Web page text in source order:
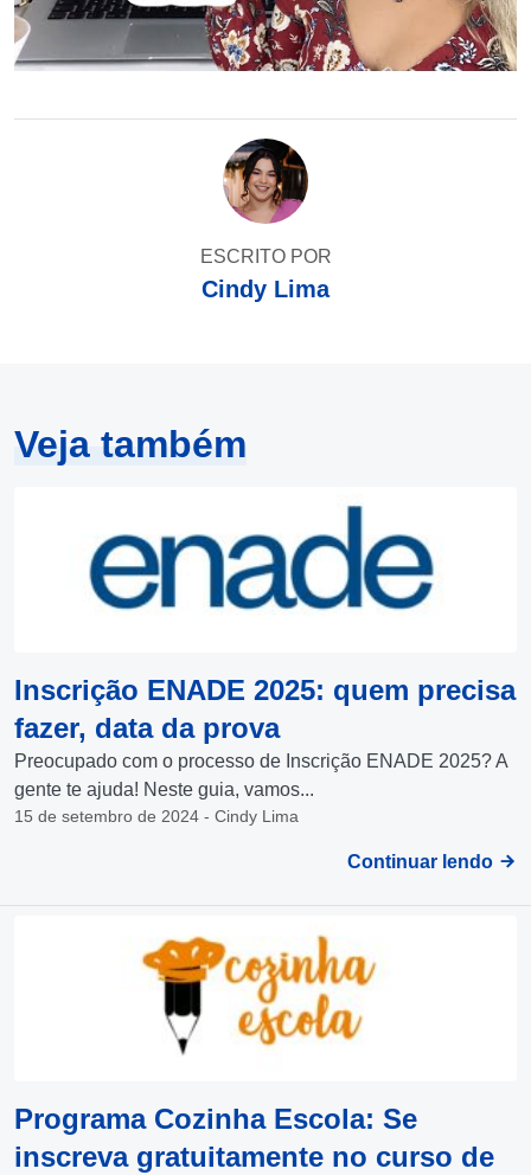
ESCRITO POR
Cindy Lima
Veja também
Inscrição ENADE 2025: quem precisa
fazer, data da prova
Preocupado com o processo de Inscrição ENADE 2025? A
gente te ajuda! Neste guia, vamos...
15 de setembro de 2024 - Cindy Lima
Continuar lendo
Programa Cozinha Escola: Se
inscreva gratuitamente no curso de